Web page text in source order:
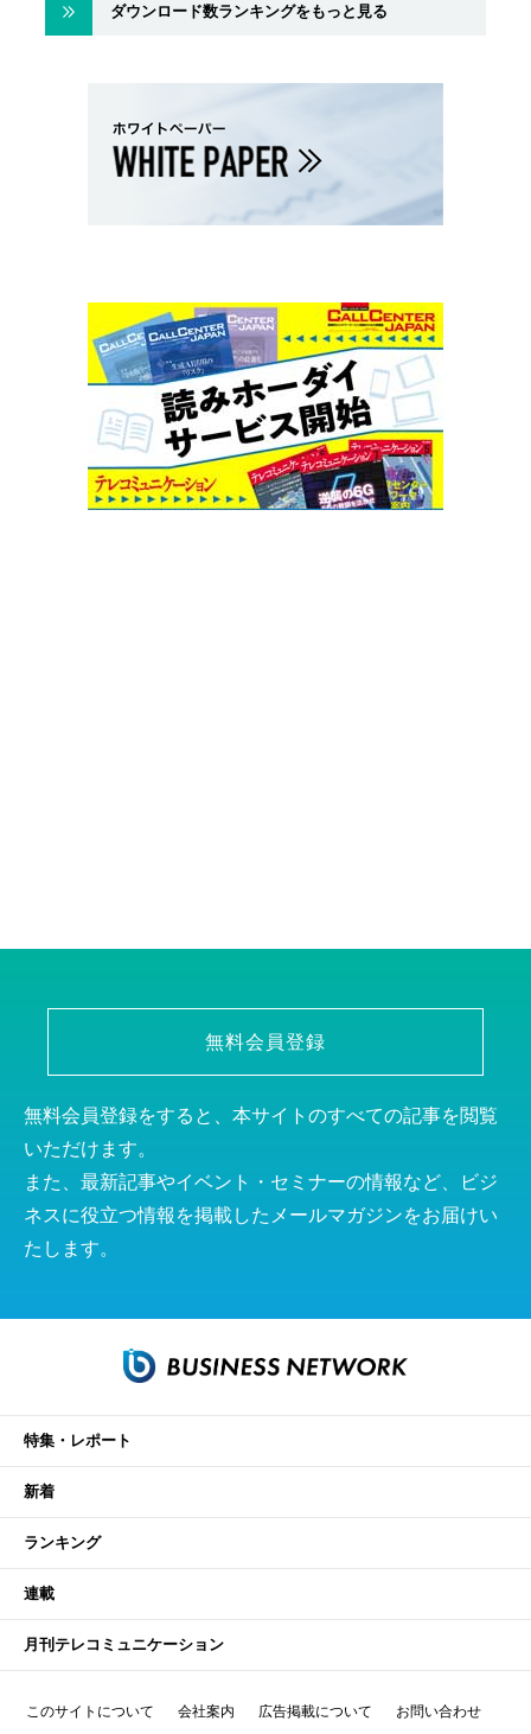
ダウンロード数ランキングをもっと見る
無料会員登録
無料会員登録をすると、本サイトのすべての記事を閲覧
いただけます。
また、最新記事やイベント・セミナーの情報など、ビジ
ネスに役立つ情報を掲載したメールマガジンをお届けい
たします。
特集・レポート
新着
ランキング
連載
月刊テレコミュニケーション
このサイトについて 会社案内 広告掲載について お問い合わせ